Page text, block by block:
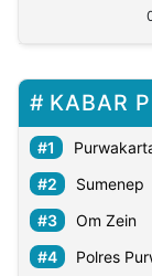
KABAR
Sumenep
Om Zein
Polres